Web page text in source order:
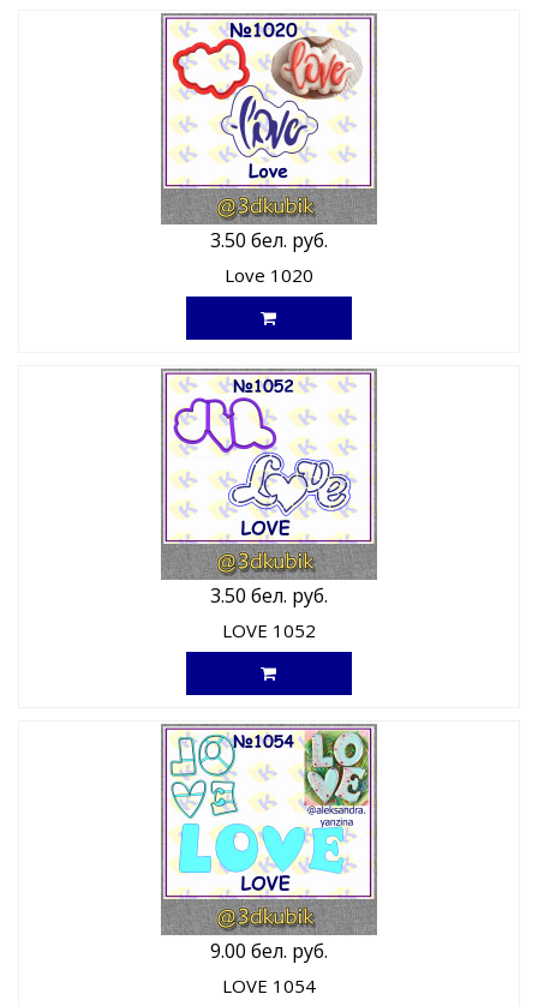
3.50 бел. руб.
Love 1020
3.50 бел. руб.
LOVE 1052
9.00 бел. руб.
LOVE 1054